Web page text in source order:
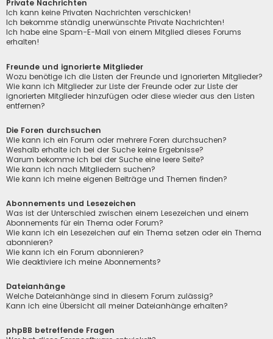
Private Nachrichten
Ich kann keine Privaten Nachrichten verschicken!
Ich bekomme ständig unerwünschte Private Nachrichten!
Ich habe eine Spam-E-Mail von einem Mitglied dieses Forums
erhalten!
Freunde und ignorierte Mitglieder
Wozu benötige ich die Listen der Freunde und ignorierten Mitglieder?
Wie kann ich Mitglieder zur Liste der Freunde oder zur Liste der
ignorierten Mitglieder hinzufügen oder diese wieder aus den Listen
entfernen?
Die Foren durchsuchen
Wie kann ich ein Forum oder mehrere Foren durchsuchen?
Weshalb erhalte ich bei der Suche keine Ergebnisse?
Warum bekomme ich bei der Suche eine leere Seite?
Wie kann ich nach Mitgliedern suchen?
Wie kann ich meine eigenen Beiträge und Themen finden?
Abonnements und Lesezeichen
Was ist der Unterschied zwischen einem Lesezeichen und einem
Abonnements für ein Thema oder Forum?
Wie kann ich ein Lesezeichen auf ein Thema setzen oder ein Thema
abonnieren?
Wie kann ich ein Forum abonnieren?
Wie deaktiviere ich meine Abonnements?
Dateianhänge
Welche Dateianhänge sind in diesem Forum zulässig?
Kann ich eine Übersicht all meiner Dateianhänge erhalten?
phpBB betreffende Fragen